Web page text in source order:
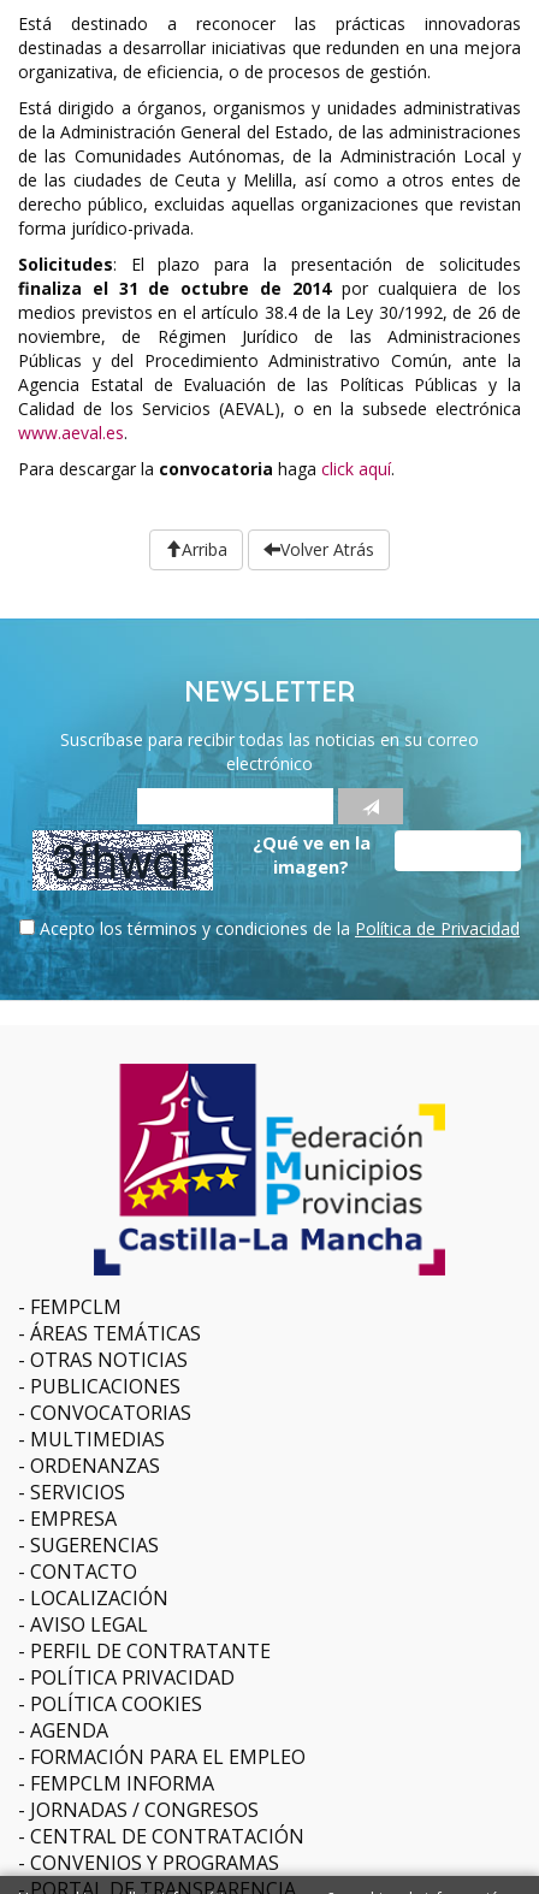
Está destinado a reconocer las prácticas innovadoras
destinadas a desarrollar iniciativas que redunden en una mejora
organizativa, de eficiencia, o de procesos de gestión.
Está dirigido a órganos, organismos y unidades administrativas
de la Administración General del Estado, de las administraciones
de las Comunidades Autónomas, de la Administración Local y
de las ciudades de Ceuta y Melilla, así como a otros entes de
derecho público, excluidas aquellas organizaciones que revistan
forma jurídico-privada.
Solicitudes: El plazo para la presentación de solicitudes
finaliza el 31 de octubre de 2014por cualquiera de los
medios previstos en el artículo 38.4 de la Ley 30/1992, de 26 de
noviembre, de Régimen Jurídico de las Administraciones
Públicas y del Procedimiento Administrativo Común, ante la
Agencia Estatal de Evaluación de las Políticas Públicas y la
Calidad de los Servicios (AEVAL), o en la subsede electrónica
www.aeval.es.
Para descargar la convocatoria haga click aquí.
Arriba Volver Atrás
NEWSLETTER
Suscríbase para recibir todas las noticias en su correo
electrónico
¿Qué ve en la
imagen?
Acepto los términos y condiciones de la Política de Privacidad
FEMPCLM
ÁREAS TEMÁTICAS
OTRAS NOTICIAS
PUBLICACIONES
CONVOCATORIAS
MULTIMEDIAS
ORDENANZAS
SERVICIOS
EMPRESA
SUGERENCIAS
CONTACTO
LOCALIZACIÓN
AVISO LEGAL
PERFIL DE CONTRATANTE
POLÍTICA PRIVACIDAD
POLÍTICA COOKIES
AGENDA
FORMACIÓN PARA EL EMPLEO
FEMPCLM INFORMA
JORNADAS / CONGRESOS
CENTRAL DE CONTRATACIÓN
CONVENIOS Y PROGRAMAS
PORTAL DE TRANSPARENCIA